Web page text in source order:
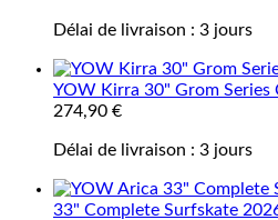
Délai de livraison : 3 jours
YOW Kirra 30" Grom Series
274,90 €
Délai de livraison : 3 jours
33" Complete Surfskate